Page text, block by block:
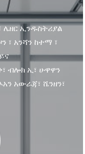
ሌዘር ኢንዱስትሪያል
፣ አንሻን ከተማ ፣
ብሎክ ኢ፣ ሁዋዋን
አውራጃ፣ ሼንዘን፣